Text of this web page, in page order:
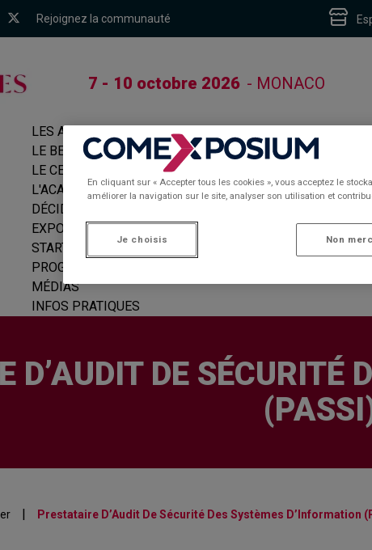
Rejoignez la communauté
7 - 10 octobre 2026 - MONACO
LES ASSISES
LE BEFORE
LE CERCLE
L'ACADÉMIE
DÉCIDEURS
EXPOSANTS
START-UPS
PROGRAMME
MÉDIAS
INFOS PRATIQUES
D’AUDIT DE SÉCURITÉ
| Prestataire D’Audit De Sécurité Des Systèmes D’Information
En cliquant sur « Accepter tous les cookies », vous acceptez le
améliorer la navigation sur le site, analyser son utilisation et
Je choisis Non